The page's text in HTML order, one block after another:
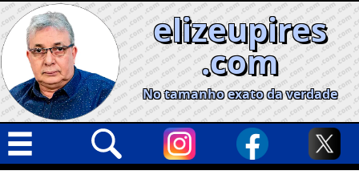
Skip
to
content
elizeupires
.com
No tamanho exato da verdade